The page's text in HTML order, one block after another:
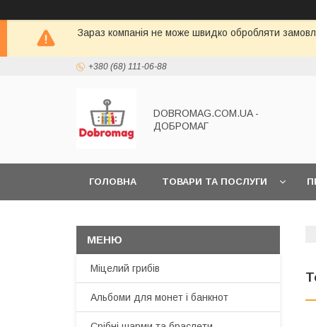
Зараз компанія не може швидко обробляти
+380 (68) 111-06-88
DOBROMAG.COM.UA -
ДОБРОМАГ
ГОЛОВНА ТОВАРИ ТА ПОСЛУГИ
Міцелий грибів
Альбоми для монет і банкнот